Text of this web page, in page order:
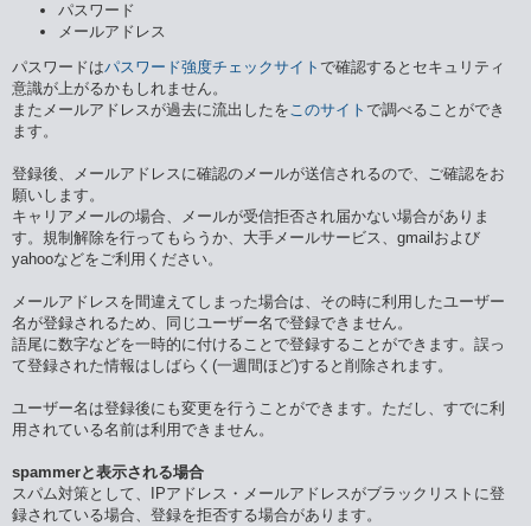
パスワード
メールアドレス
パスワードはパスワード強度チェックサイト で確認するとセキュリティ
意識が上がるかもしれません。
またメールアドレスが過去に流出したをこのサイト で調べることができ
ます。
登録後、メールアドレスに確認のメールが送信されるので、ご確認をお
願いします。
キャリアメールの場合、メールが受信拒否され届かない場合がありま
す。規制解除を行ってもらうか、大手メールサービス、gmailおよび
yahooなどをご利用ください。
メールアドレスを間違えてしまった場合は、その時に利用したユーザー
名が登録されるため、同じユーザー名で登録できません。
語尾に数字などを一時的に付けることで登録することができます。誤っ
て登録された情報はしばらく(一週間ほど)すると削除されます。
ユーザー名は登録後にも変更を行うことができます。ただし、すでに利
用されている名前は利用できません。
spammerと表示される場合
スパム対策として、IPアドレス・メールアドレスがブラックリストに登
録されている場合、登録を拒否する場合があります。